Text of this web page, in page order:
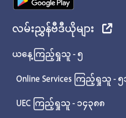
လမ်းညွှန်ဗီဒီယိုများ
ယနေ့ကြည့်ရှုသူ - ၅
Online Services ကြည့်ရှုသူ -
UEC ကြည့်ရှုသူ - ၁၄၃၈၈